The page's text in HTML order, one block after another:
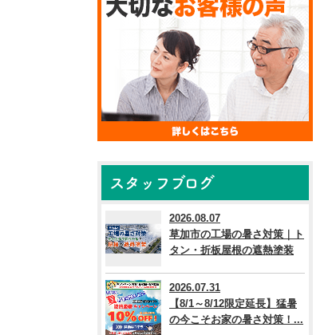
スタッフブログ
2026.08.07
草加市の工場の暑さ対策｜ト
タン・折板屋根の遮熱塗装
2026.07.31
【8/1～8/12限定延長】猛暑
の今こそお家の暑さ対策！...